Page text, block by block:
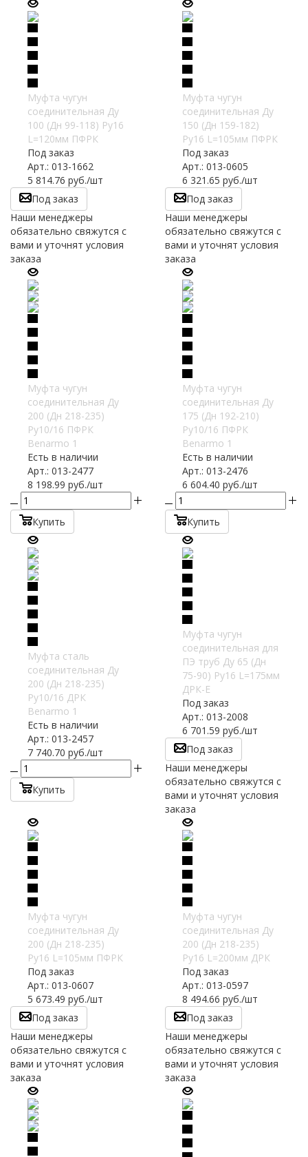
Муфта чугун
соединительная Ду
100 (Дн 99-118) Ру16
L=120мм ПФРК
Под заказ
Арт.: 013-1662
5 814.76 руб./шт
Под заказ
Наши менеджеры
обязательно свяжутся с
вами и уточнят условия
заказа
Муфта чугун
соединительная Ду
150 (Дн 159-182)
Ру16 L=105мм ПФРК
Под заказ
Арт.: 013-0605
6 321.65 руб./шт
Под заказ
Наши менеджеры
обязательно свяжутся с
вами и уточнят условия
заказа
Муфта чугун
соединительная Ду
200 (Дн 218-235)
Ру10/16 ПФРК
Benarmo 1
Есть в наличии
Арт.: 013-2477
8 198.99 руб./шт
Купить
Муфта чугун
соединительная Ду
175 (Дн 192-210)
Ру10/16 ПФРК
Benarmo 1
Есть в наличии
Арт.: 013-2476
6 604.40 руб./шт
Купить
Муфта сталь
соединительная Ду
200 (Дн 218-235)
Ру10/16 ДРК
Benarmo 1
Есть в наличии
Арт.: 013-2457
7 740.70 руб./шт
Купить
Муфта чугун
соединительная для
ПЭ труб Ду 65 (Дн
75-90) Ру16 L=175мм
ДРК-Е
Под заказ
Арт.: 013-2008
6 701.59 руб./шт
Под заказ
Наши менеджеры
обязательно свяжутся с
вами и уточнят условия
заказа
Муфта чугун
соединительная Ду
200 (Дн 218-235)
Ру16 L=105мм ПФРК
Под заказ
Арт.: 013-0607
5 673.49 руб./шт
Под заказ
Наши менеджеры
обязательно свяжутся с
вами и уточнят условия
заказа
Муфта чугун
соединительная Ду
200 (Дн 218-235)
Ру16 L=200мм ДРК
Под заказ
Арт.: 013-0597
8 494.66 руб./шт
Под заказ
Наши менеджеры
обязательно свяжутся с
вами и уточнят условия
заказа